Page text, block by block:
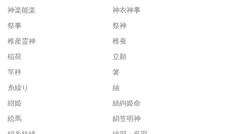
神楽能楽
神衣神事
祭事
祭神
稚産霊神
稚蚕
稲荷
立願
竿秤
箸
糸繰り
紬
紺姫
絲絇姫命
絵馬
絹笠明神